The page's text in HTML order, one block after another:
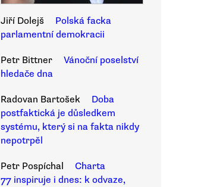
Jiří Dolejš
Polská facka
parlamentní demokracii
Petr Bittner
Vánoční poselství
hledače dna
Radovan Bartošek
Doba
postfaktická je důsledkem
systému, který si na fakta nikdy
nepotrpěl
Petr Pospíchal
Charta
77 inspiruje i dnes: k odvaze,